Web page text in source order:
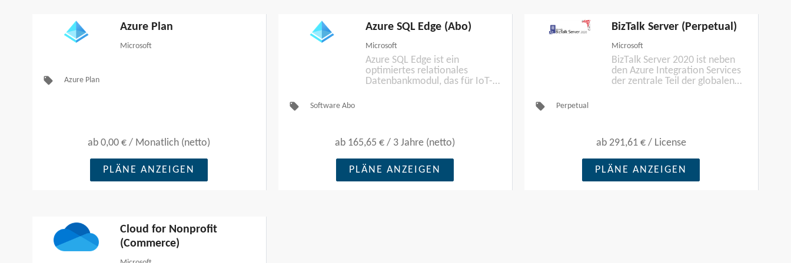
Azure Plan
Microsoft
local_offer Azure Plan
ab0,00 €/ Monatlich (netto)
PLÄNE ANZEIGEN
Azure SQL Edge (Abo)
Microsoft
Azure SQL Edge ist ein
optimiertes relationales
Datenbankmodul, das für IoT-
IoT-Anwendungen und -
local_offer Software Abo
ab 165,65 €/ 3 Jahre (netto)
PLÄNE ANZEIGEN
BizTalk Server (Perpetual)
Microsoft
BizTalk Server 2020 ist neben
den Azure Integration Services
der zentrale Teil der globalen
local_offer Perpetual
ab 291,61 € / License
PLÄNE ANZEIGEN
Cloud for Nonprofit
(Commerce)